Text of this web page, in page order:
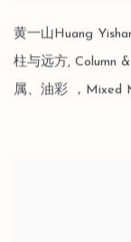
黄一山Huang
柱与远方, Column
属、油彩 ，Mixed